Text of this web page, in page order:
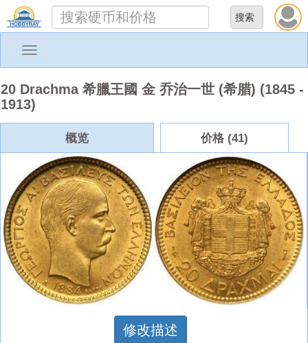
Toggle
20 Drachma 希臘王國 金 乔治一世 (希腊) (1845 -
1913)
概览 价格 (41)
修改描述